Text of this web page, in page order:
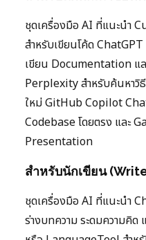
ชุดเครื่องมือ AI ที่แนะนำ
สำหรับเขียนโค้ด
เขียน Documentation
Perplexity สำหรับค้นหาวิ
ใหม่ GitHub Copilot
Codebase โดยตรง และ
Presentation
สำหรับนักเขียน
ชุดเครื่องมือ AI ที่แนะนำ
ร่างบทความ ระดมความคิ